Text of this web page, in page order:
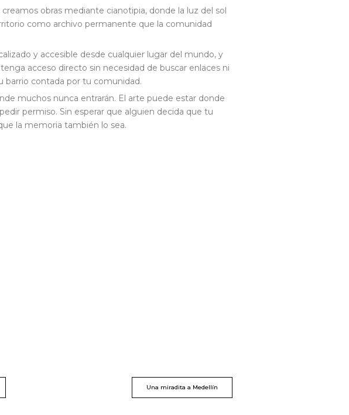
obras mediante cianotipia, donde la luz del sol
como archivo permanente que la comunidad
y accesible desde cualquier lugar del mundo, y
acceso directo sin necesidad de buscar enlaces ni
barrio contada por tu comunidad.
muchos nunca entrarán. El arte puede estar donde
permiso. Sin esperar que alguien decida que tu
la memoria también lo sea.
Una miradita a Medellín